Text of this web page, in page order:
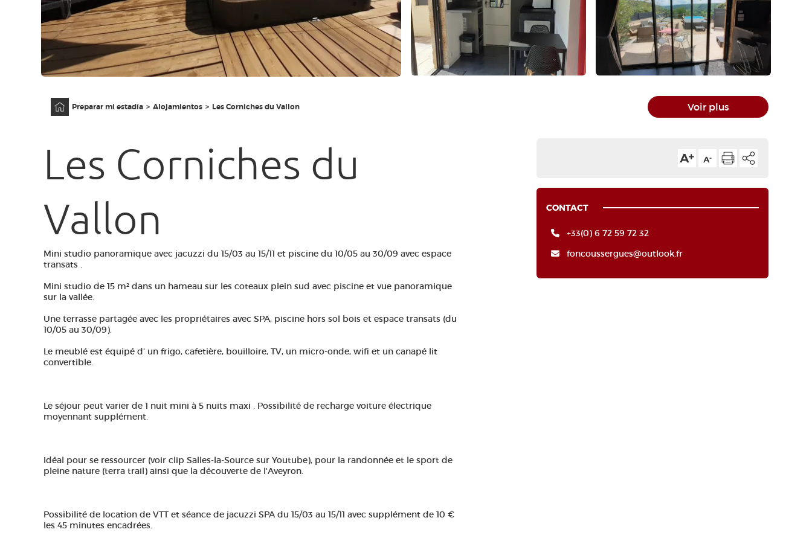
Preparar mi estadía Alojamientos Les Corniches du Vallon Voir plus
Les Corniches du
Vallon
Mini studio panoramique avec jacuzzi du 15/03 au 15/11 et piscine du 10/05 au 30/09 avec espace
transats .
Mini studio de 15 m² dans un hameau sur les coteaux plein sud avec piscine et vue panoramique
sur la vallée.
Une terrasse partagée avec les propriétaires avec SPA, piscine hors sol bois et espace transats (du
10/05 au 30/09).
Le meublé est équipé d' un frigo, cafetière, bouilloire, TV, un micro-onde, wifi et un canapé lit
convertible.
Le séjour peut varier de 1 nuit mini à 5 nuits maxi . Possibilité de recharge voiture électrique
moyennant supplément.
Idéal pour se ressourcer (voir clip Salles-la-Source sur Youtube), pour la randonnée et le sport de
pleine nature (terra trail) ainsi que la découverte de l'Aveyron.
Possibilité de location de VTT et séance de jacuzzi SPA du 15/03 au 15/11 avec supplément de 10 €
les 45 minutes encadrées.
CONTACT
+33(0) 6 72 59 72 32
foncoussergues@outlook.fr